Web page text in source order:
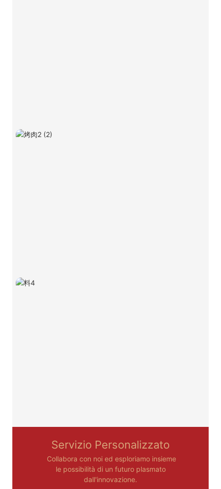
Servizio Personalizzato
Collabora con noi ed esploriamo insieme
le possibilità di un futuro plasmato
dall'innovazione.